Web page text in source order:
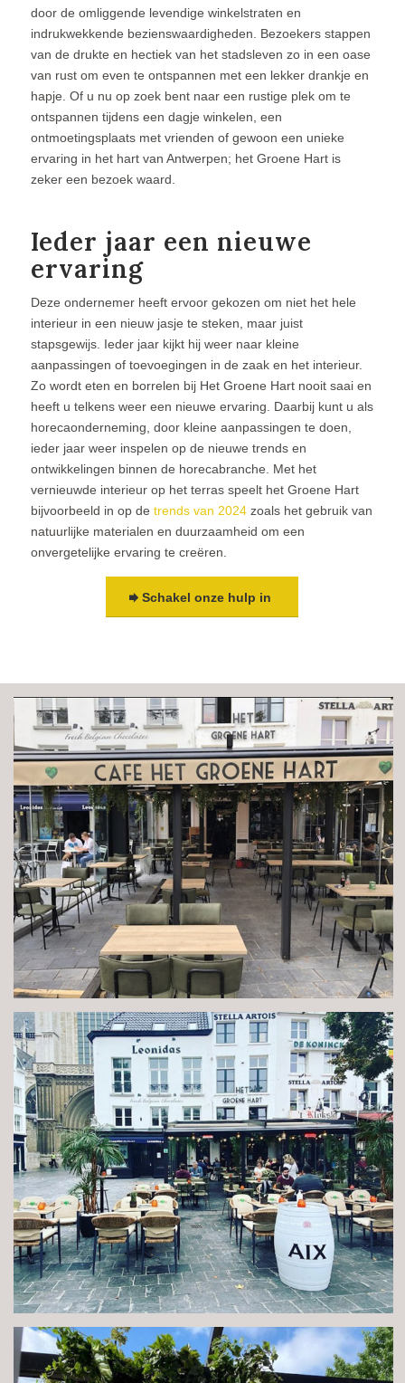
door de omliggende levendige winkelstraten en
indrukwekkende bezienswaardigheden. Bezoekers stappen
van de drukte en hectiek van het stadsleven zo in een oase
van rust om even te ontspannen met een lekker drankje en
hapje. Of u nu op zoek bent naar een rustige plek om te
ontspannen tijdens een dagje winkelen, een
ontmoetingsplaats met vrienden of gewoon een unieke
ervaring in het hart van Antwerpen; het Groene Hart is
zeker een bezoek waard.
Ieder jaar een nieuwe
ervaring
Deze ondernemer heeft ervoor gekozen om niet het hele
interieur in een nieuw jasje te steken, maar juist
stapsgewijs. Ieder jaar kijkt hij weer naar kleine
aanpassingen of toevoegingen in de zaak en het interieur.
Zo wordt eten en borrelen bij Het Groene Hart nooit saai en
heeft u telkens weer een nieuwe ervaring. Daarbij kunt u als
horecaonderneming, door kleine aanpassingen te doen,
ieder jaar weer inspelen op de nieuwe trends en
ontwikkelingen binnen de horecabranche. Met het
vernieuwde interieur op het terras speelt het Groene Hart
bijvoorbeeld in op de trends van 2024zoals het gebruik van
natuurlijke materialen en duurzaamheid om een
onvergetelijke ervaring te creëren.
Schakel onze hulp in